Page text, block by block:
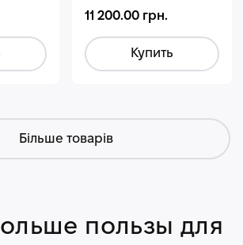
11 200.00 грн.
Купить
Більше товарів
пользы для